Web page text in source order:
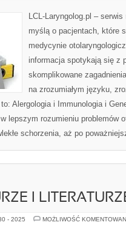
LCL-Laryngolog.pl –
myślą o pacjentach, które
medycynie
informacja spotykają się z
skomplikowane
na zrozumiałym języku,
Alergologia i Immunologia i
lepszym rozumieniu problemów
schorzenia, aż po
I
- 2025 MOŻLIWOŚĆ